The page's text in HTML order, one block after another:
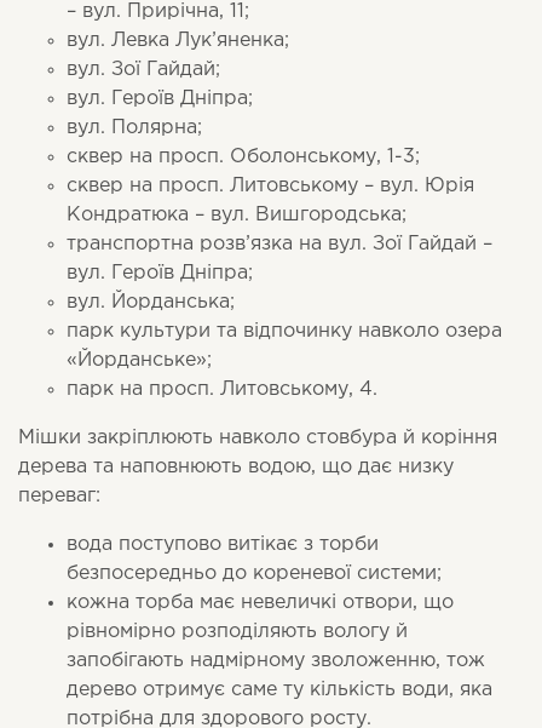
– вул. Прирічна, 11;
вул. Левка Лук’яненка;
вул. Зої Гайдай;
вул. Героїв Дніпра;
вул. Полярна;
сквер на просп. Оболонському, 1-3;
сквер на просп. Литовському – вул. Юрія
Кондратюка – вул. Вишгородська;
транспортна розв’язка на вул. Зої Гайдай –
вул. Героїв Дніпра;
вул. Йорданська;
парк культури та відпочинку навколо озера
«Йорданське»;
парк на просп. Литовському, 4.
Мішки закріплюють навколо стовбура й коріння
дерева та наповнюють водою, що дає низку
переваг:
вода поступово витікає з торби
безпосередньо до кореневої системи;
кожна торба має невеличкі отвори, що
рівномірно розподіляють вологу й
запобігають надмірному зволоженню, тож
дерево отримує саме ту кількість води, яка
потрібна для здорового росту.